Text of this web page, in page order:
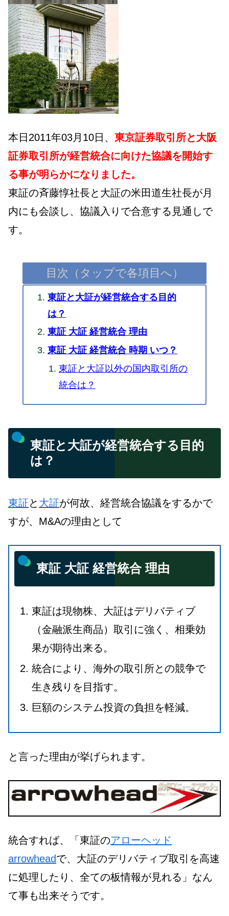
本日2011年03月10日、 東京証券取引所と大阪
証券取引所が経営統合に向けた協議を開始す
る事が明らかになりました。
東証の斉藤惇社長と大証の米田道生社長が月
内にも会談し、協議入りで合意する見通しで
す。
目次（タップで各項目へ）
東証と大証が経営統合する目的
は？
東証 大証 経営統合 理由
東証 大証 経営統合 時期 いつ？
東証と大証以外の国内取引所の
統合は？
東証と大証が経営統合する目的
は？
東証と 大証が何故、経営統合協議をするかで
すが、M&Aの理由として
東証 大証 経営統合 理由
東証は現物株、大証はデリバティブ
（金融派生商品）取引に強く、相乗効
果が期待出来る。
統合により、海外の取引所との競争で
生き残りを目指す。
巨額のシステム投資の負担を軽減。
と言った理由が挙げられます。
統合すれば、「東証のアローヘッド
arrowheadで、大証のデリバティブ取引を高速
に処理したり、全ての板情報が見れる」なん
て事も出来そうです。